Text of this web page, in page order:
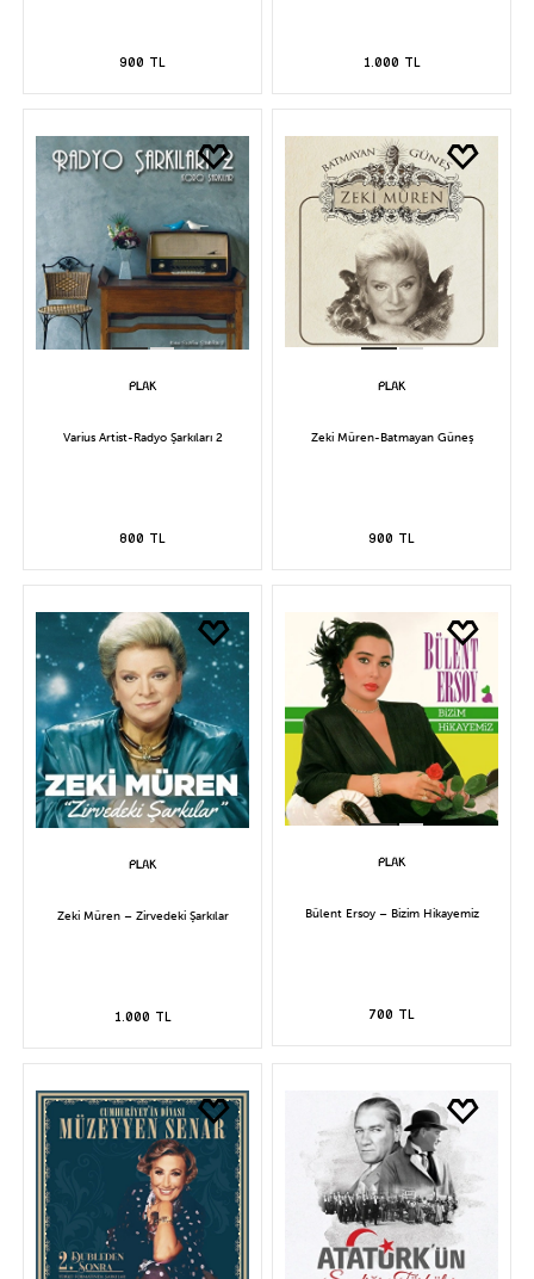
900 TL 1.000 TL
Varius Artist-Radyo Şarkıları 2
800 TL
Zeki Müren-Batmayan Güneş
900 TL
Zeki Müren – Zirvedeki Şarkılar
1.000 TL
Bülent Ersoy – Bizim Hikayemiz
700 TL